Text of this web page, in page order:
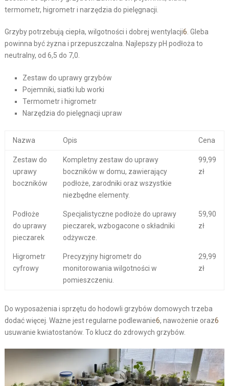
termometr, higrometr i narzędzia do pielęgnacji.
Grzyby potrzebują ciepła, wilgotności i dobrej wentylacji6 . Gleba
powinna być żyzna i przepuszczalna. Najlepszy pH podłoża to
neutralny, od 6,5 do 7,0.
Zestaw do uprawy grzybów
Pojemniki, siatki lub worki
Termometr i higrometr
Narzędzia do pielęgnacji upraw
Nazwa Opis Cena
Zestaw do
uprawy
boczników
Kompletny zestaw do uprawy
boczników w domu, zawierający
podłoże, zarodniki oraz wszystkie
niezbędne elementy.
99,99
zł
Podłoże
do uprawy
pieczarek
Specjalistyczne podłoże do uprawy
pieczarek, wzbogacone o składniki
odżywcze.
59,90
zł
Higrometr
cyfrowy
Precyzyjny higrometr do
monitorowania wilgotności w
pomieszczeniu.
29,99
zł
Do wyposażenia i sprzętu do hodowli grzybów domowych trzeba
dodać więcej. Ważne jest regularne podlewanie6, nawożenie oraz6
usuwanie kwiatostanów. To klucz do zdrowych grzybów.